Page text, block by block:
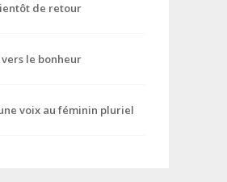
de retour
le bonheur
voix au féminin pluriel